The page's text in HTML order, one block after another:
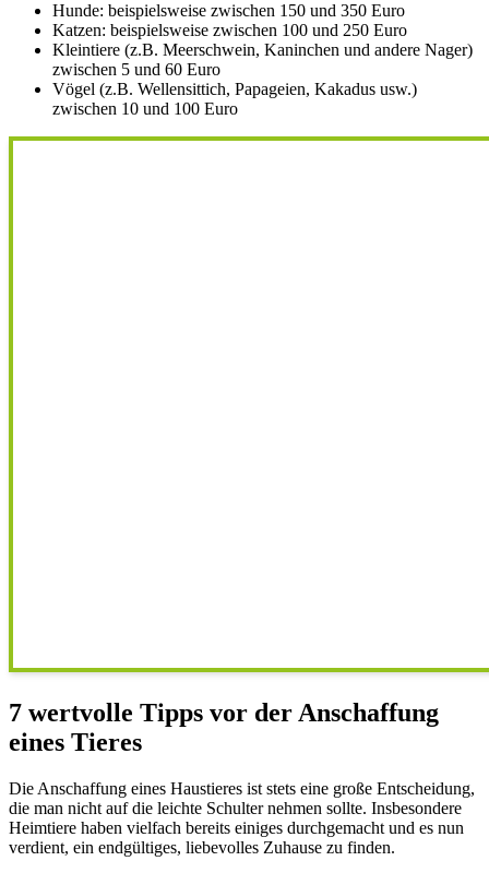
Hunde: beispielsweise zwischen 150 und 350 Euro
Katzen: beispielsweise zwischen 100 und 250 Euro
Kleintiere (z.B. Meerschwein, Kaninchen und andere Nager)
zwischen 5 und 60 Euro
Vögel (z.B. Wellensittich, Papageien, Kakadus usw.)
zwischen 10 und 100 Euro
7 wertvolle Tipps vor der Anschaffung
eines Tieres
Die Anschaffung eines Haustieres ist stets eine große Entscheidung,
die man nicht auf die leichte Schulter nehmen sollte. Insbesondere
Heimtiere haben vielfach bereits einiges durchgemacht und es nun
verdient, ein endgültiges, liebevolles Zuhause zu finden.